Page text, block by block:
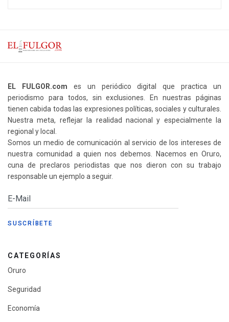
EL FULGOR.com es un periódico digital que practica un
periodismo para todos, sin exclusiones. En nuestras páginas
tienen cabida todas las expresiones políticas, sociales y culturales.
Nuestra meta, reflejar la realidad nacional y especialmente la
regional y local.
Somos un medio de comunicación al servicio de los intereses de
nuestra comunidad a quien nos debemos. Nacemos en Oruro,
cuna de preclaros periodistas que nos dieron con su trabajo
responsable un ejemplo a seguir.
CATEGORÍAS
Oruro
Seguridad
Economía